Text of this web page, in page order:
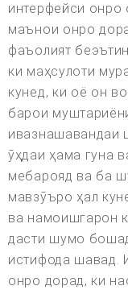
интерфейси онро
маънои онро
фаъолият
ки маҳсулоти
кунед, ки оё он
барои
ивазнашавандаи
ӯҳдаи ҳама гуна
мебарояд ва ба
мавзӯъро ҳал
ва намоишгарон
дасти шумо
истифода шавад.
онро дорад, ки